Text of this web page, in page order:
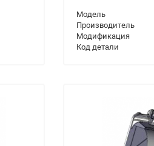
Модель
Производитель
Модификация
Код детали